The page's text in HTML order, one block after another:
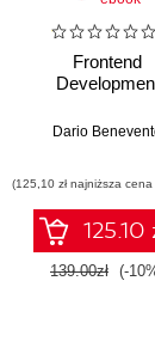
Frontend
Dario
(125,10 zł najniższa
125.10
139.00zł (-